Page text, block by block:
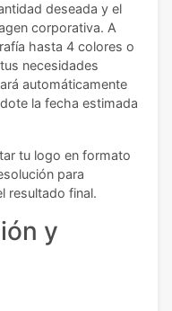
deseada y el
corporativa. A
hasta 4 colores o
necesidades
automáticamente
la fecha estimada
tu logo en formato
para
resultado final.
y